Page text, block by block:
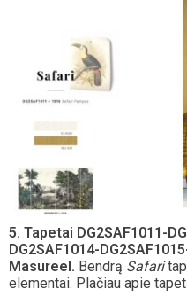
5. Tapetai DG2SAF1011-
DG2SAF1014-
Masureel. Bendrą Safari
elementai. Plačiau apie